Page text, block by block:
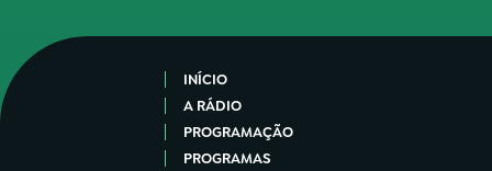
INÍCIO
A RÁDIO
PROGRAMAÇÃO
PROGRAMAS